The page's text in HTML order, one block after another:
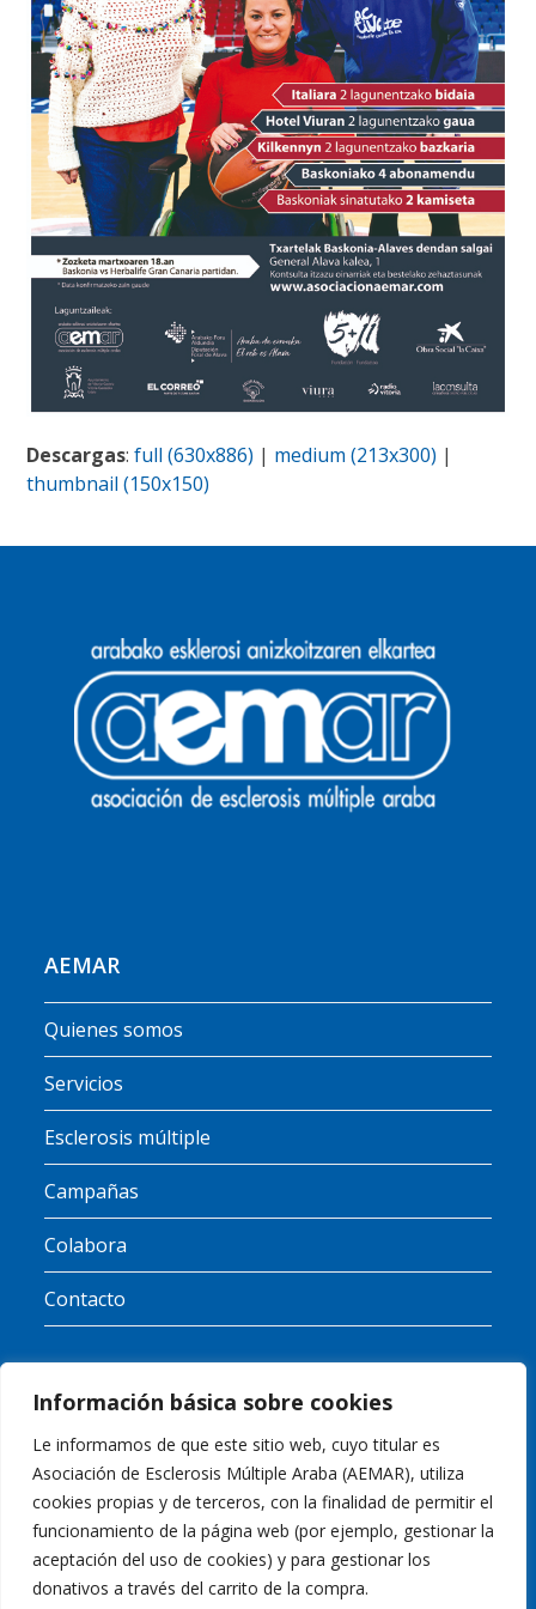
Información básica sobre cookies
Le informamos de que este sitio web, cuyo titular es
Asociación de Esclerosis Múltiple Araba (AEMAR), utiliza
cookies propias y de terceros, con la finalidad de permitir el
funcionamiento de la página web (por ejemplo, gestionar la
aceptación del uso de cookies) y para gestionar los
donativos a través del carrito de la compra.
Descargas:full (630x886) | medium (213x300) |
thumbnail (150x150)
AEMAR
Quienes somos
Servicios
Esclerosis múltiple
Campañas
Colabora
Contacto
Política de Cookies
Política de Privacidad
Aviso Legal